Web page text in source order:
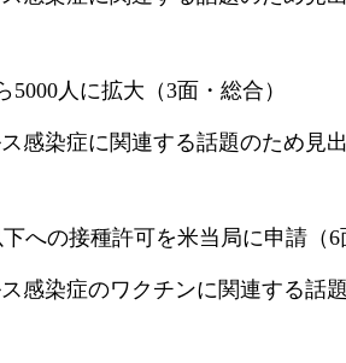
人に拡大（3面・総合）
感染症に関連する話題のため見
への接種許可を米当局に申請（
感染症のワクチンに関連する話